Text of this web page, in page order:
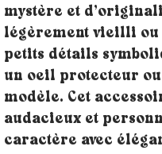
mystère et
légèrement vieilli ou
petits détails
un oeil protecteur
modèle. Cet
audacieux et
caractère avec